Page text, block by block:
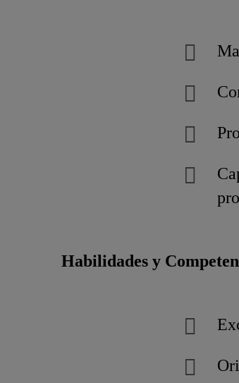
Habilidades y